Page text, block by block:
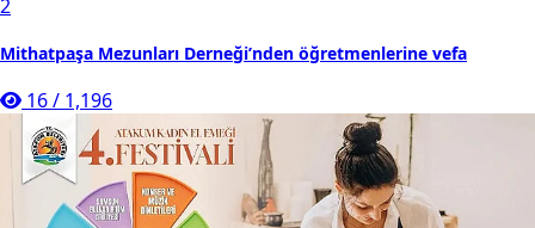
2
Mithatpaşa Mezunları Derneği’nden öğretmenlerine vefa
16/ 1,196